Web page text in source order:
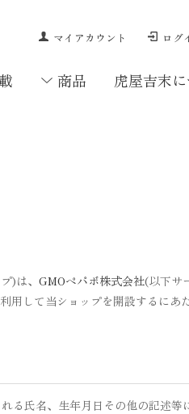
マイアカウント ログ
商品 虎屋吉末
)は、GMOペパボ株式会社(以下サ
用して当ショップを開設するにあ
る氏名、生年月日その他の記述